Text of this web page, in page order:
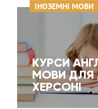
Іноземні
КУРСИ
МОВИ ДЛЯ
ХЕРСОНІ
ІНОЗЕМНІ МОВИ